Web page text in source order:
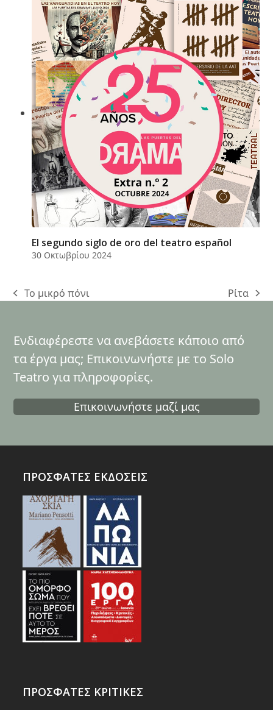
El segundo siglo de oro del teatro español
30 Οκτωβρίου 2024
previous
Το μικρό πόνι
next
Ρίτα
Ενδιαφέρεστε να ανεβάσετε κάποιο από
τα έργα μας; Επικοινωνήστε με το Solo
Teatro για πληροφορίες.
Επικοινωνήστε μαζί μας
ΠΡΟΣΦΑΤΕΣ ΕΚΔΟΣΕΙΣ
ΠΡΟΣΦΑΤΕΣ ΚΡΙΤΙΚΕΣ